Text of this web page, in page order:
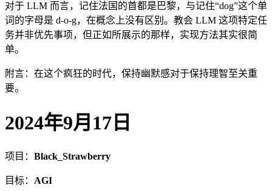
对于 LLM 而言，记住法国的首都是巴黎，与记住“dog”这个单
词的字母是 d-o-g，在概念上没有区别。教会 LLM 这项特定任
务并非优先事项，但正如所展示的那样，实现方法其实很简
单。
附言：在这个疯狂的时代，保持幽默感对于保持理智至关重
要。
2024年9月17日
项目： Black_Strawberry
目标： AGI